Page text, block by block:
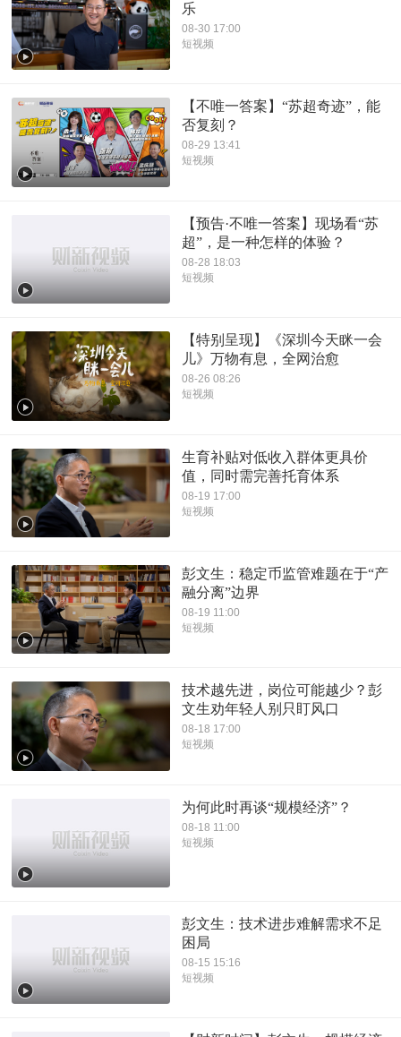
乐
08-30 17:00
短视频
【不唯一答案】“苏超奇迹”，能
否复刻？
08-29 13:41
短视频
【预告·不唯一答案】现场看“苏
超”，是一种怎样的体验？
08-28 18:03
短视频
【特别呈现】《深圳今天眯一会
儿》万物有息，全网治愈
08-26 08:26
短视频
生育补贴对低收入群体更具价
值，同时需完善托育体系
08-19 17:00
短视频
彭文生：稳定币监管难题在于“产
融分离”边界
08-19 11:00
短视频
技术越先进，岗位可能越少？彭
文生劝年轻人别只盯风口
08-18 17:00
短视频
为何此时再谈“规模经济”？
08-18 11:00
短视频
彭文生：技术进步难解需求不足
困局
08-15 15:16
短视频